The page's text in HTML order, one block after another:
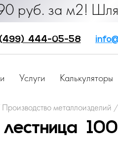
за м2!
444-05-58
Услуги Калькуляторы
Производство металлоизделий
лестница